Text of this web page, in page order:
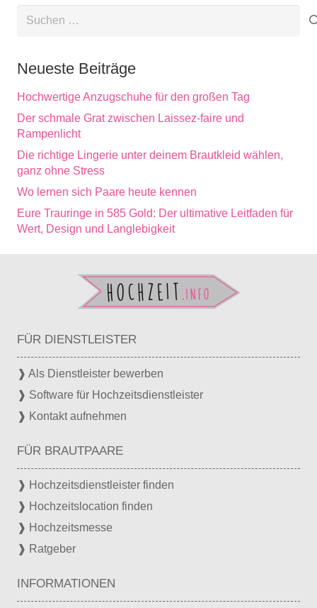
Suchen
Neueste Beiträge
Hochwertige Anzugschuhe für den großen Tag
Der schmale Grat zwischen Laissez-faire und
Rampenlicht
Die richtige Lingerie unter deinem Brautkleid wählen,
ganz ohne Stress
Wo lernen sich Paare heute kennen
Eure Trauringe in 585 Gold: Der ultimative Leitfaden für
Wert, Design und Langlebigkeit
FÜR DIENSTLEISTER
❱ Als Dienstleister bewerben
❱ Software für Hochzeitsdienstleister
❱ Kontakt aufnehmen
FÜR BRAUTPAARE
❱ Hochzeitsdienstleister finden
❱ Hochzeitslocation finden
❱ Hochzeitsmesse
❱ Ratgeber
INFORMATIONEN